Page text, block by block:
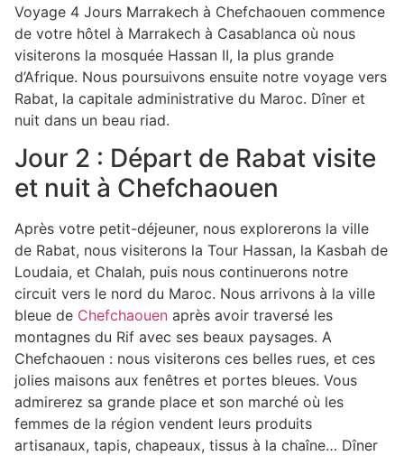
Voyage 4 Jours Marrakech à Chefchaouen commence
de votre hôtel à Marrakech à Casablanca où nous
visiterons la mosquée Hassan II, la plus grande
d’Afrique. Nous poursuivons ensuite notre voyage vers
Rabat, la capitale administrative du Maroc. Dîner et
nuit dans un beau riad.
Jour 2 : Départ de Rabat visite
et nuit à Chefchaouen
Après votre petit-déjeuner, nous explorerons la ville
de Rabat, nous visiterons la Tour Hassan, la Kasbah de
Loudaia, et Chalah, puis nous continuerons notre
circuit vers le nord du Maroc. Nous arrivons à la ville
bleue de Chefchaouen après avoir traversé les
montagnes du Rif avec ses beaux paysages. A
Chefchaouen : nous visiterons ces belles rues, et ces
jolies maisons aux fenêtres et portes bleues. Vous
admirerez sa grande place et son marché où les
femmes de la région vendent leurs produits
artisanaux, tapis, chapeaux, tissus à la chaîne… Dîner